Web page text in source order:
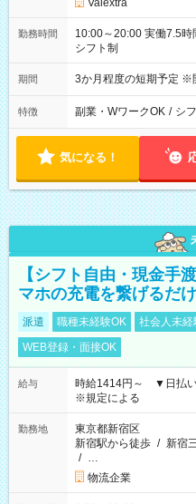
Valextra
勤務時間
10:00～20:00 実働7.5時間／休憩1.5時間 営業時間に合わせた
シフト制
期間 3か月程度の短期予定 ※
特徴 副業・WワークOK / シ
気になる！
【シフト自由・現金手
マホの充電を繋げるだけ
派遣 職種未経験OK 社会人未経
WEB登録・面接OK
給与
時給1414円～ ▼日払
※規定による
勤務地
東京都新宿区
新宿駅から徒歩 / 新宿
/ …
物流企業